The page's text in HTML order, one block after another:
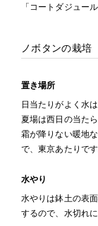
「コートダジュー
ノボタンの栽培
置き場所
日当たりがよく水
夏場は西日の当た
霜が降りない暖地
で、東京あたりで
水やり
水やりは鉢土の表
するので、水切れ